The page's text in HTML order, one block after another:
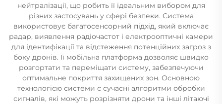
нейтралізації, що робить її ідеальним вибором для
різних застосувань у сфері безпеки. Система
використовує багатосенсорний підхід, який включає
радар, виявлення радіочастот і електрооптичні камери
для ідентифікації та відстеження потенційних загроз з
боку дронів. Її мобільна платформа дозволяє швидко
розгортати та переміщати систему, забезпечуючи
оптимальне покриття захищених зон. Основною
технологією системи є сучасні алгоритми обробки
сигналів, які можуть розрізняти дрони та інші літаючі